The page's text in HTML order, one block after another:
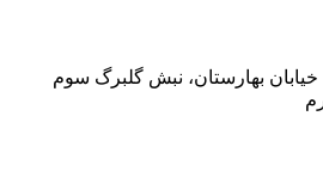
بهارستان، نبش گلبرگ سوم